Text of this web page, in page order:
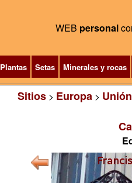
WEB personal
Plantas Setas Minerales y rocas
Sitios> Europa>